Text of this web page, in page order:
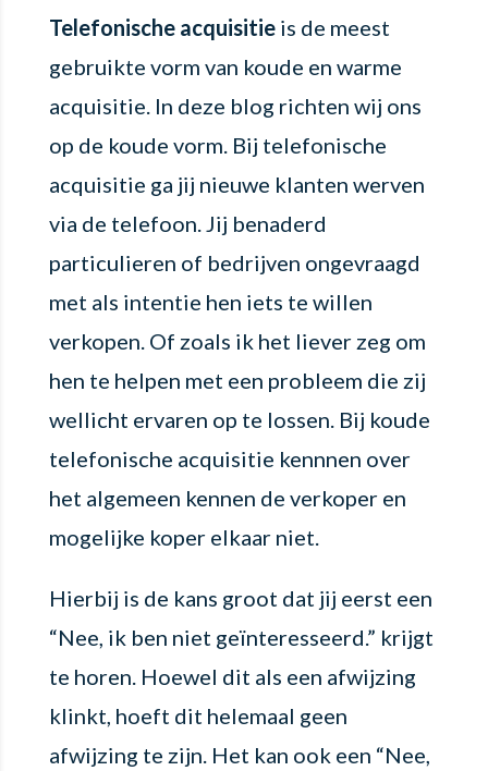
Telefonische acquisitieis de meest
gebruikte vorm van koude en warme
acquisitie. In deze blog richten wij ons
op de koude vorm. Bij telefonische
acquisitie ga jij nieuwe klanten werven
via de telefoon. Jij benaderd
particulieren of bedrijven ongevraagd
met als intentie hen iets te willen
verkopen. Of zoals ik het liever zeg om
hen te helpen met een probleem die zij
wellicht ervaren op te lossen. Bij koude
telefonische acquisitie kennnen over
het algemeen kennen de verkoper en
mogelijke koper elkaar niet.
Hierbij is de kans groot dat jij eerst een
“Nee, ik ben niet geïnteresseerd.” krijgt
te horen. Hoewel dit als een afwijzing
klinkt, hoeft dit helemaal geen
afwijzing te zijn. Het kan ook een “Nee,